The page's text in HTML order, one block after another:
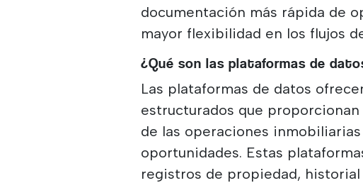
documentación más rápida de
mayor flexibilidad en los flujos
¿Qué son las plataformas de
Las plataformas de datos
estructurados que
de las operaciones
oportunidades. Estas
registros de propiedad,